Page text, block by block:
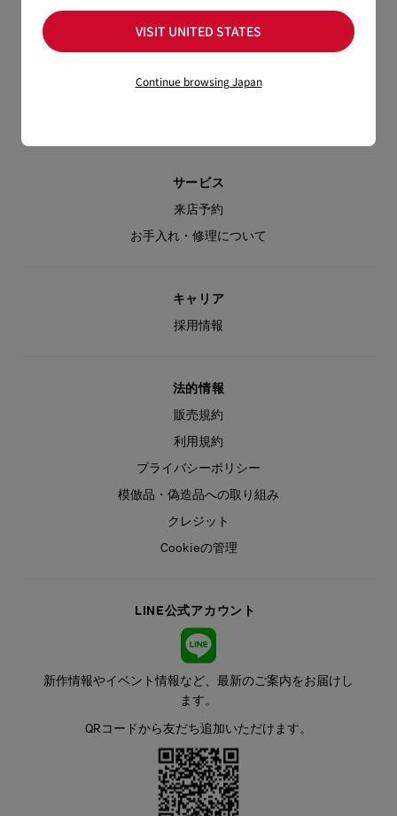
ヘルプ
お問い合わせ
ブティック
サービス
来店予約
お手入れ・修理について
キャリア
採用情報
法的情報
販売規約
利用規約
プライバシーポリシー
模倣品・偽造品への取り組み
クレジット
Cookieの管理
LINE公式アカウント
新作情報やイベント情報など、最新のご案内をお届けし
ます。
QRコードから友だち追加いただけます。
VISIT UNITED STATES
Continue browsing Japan